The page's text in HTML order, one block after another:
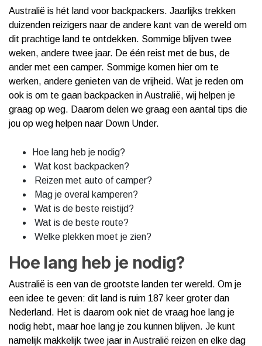
Australië is hét land voor backpackers. Jaarlijks trekken
duizenden reizigers naar de andere kant van de wereld om
dit prachtige land te ontdekken. Sommige blijven twee
weken, andere twee jaar. De één reist met de bus, de
ander met een camper. Sommige komen hier om te
werken, andere genieten van de vrijheid. Wat je reden om
ook is om te gaan backpacken in Australië, wij helpen je
graag op weg. Daarom delen we graag een aantal tips die
jou op weg helpen naar Down Under.
Hoe lang heb je nodig?
Wat kost backpacken?
Reizen met auto of camper?
Mag je overal kamperen?
Wat is de beste reistijd?
Wat is de beste route?
Welke plekken moet je zien?
Hoe lang heb je nodig?
Australië is een van de grootste landen ter wereld. Om je
een idee te geven: dit land is ruim 187 keer groter dan
Nederland. Het is daarom ook niet de vraag hoe lang je
nodig hebt, maar hoe lang je zou kunnen blijven. Je kunt
namelijk makkelijk twee jaar in Australië reizen en elke dag